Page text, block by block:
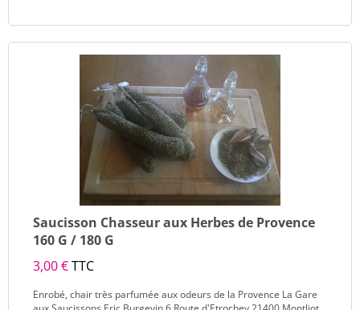
Saucisson Chasseur aux Herbes de Provence
160 G / 180 G
3,00 €TTC
Enrobé, chair très parfumée aux odeurs de la Provence La Gare